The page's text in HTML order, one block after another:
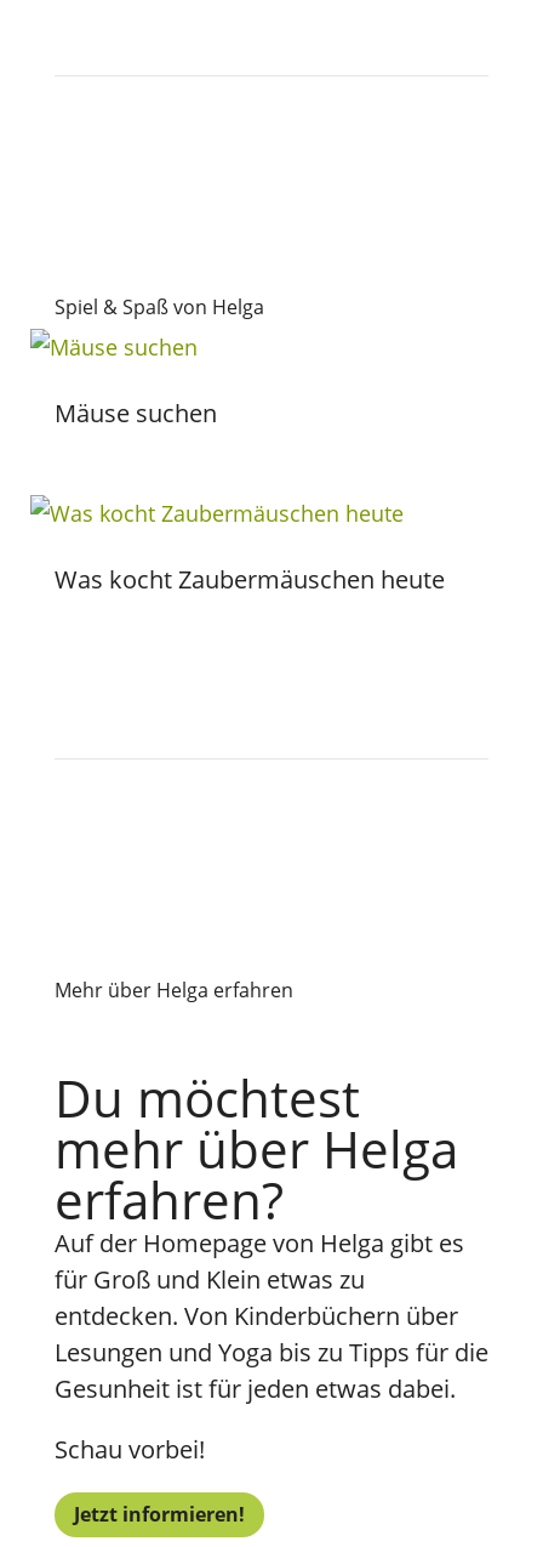
Spiel & Spaß von Helga
Mäuse suchen
Was kocht Zaubermäuschen heute
Mehr über Helga erfahren
Du möchtest
mehr über Helga
erfahren?
Auf der Homepage von Helga gibt es
für Groß und Klein etwas zu
entdecken. Von Kinderbüchern über
Lesungen und Yoga bis zu Tipps für die
Gesunheit ist für jeden etwas dabei.
Schau vorbei!
Jetzt informieren!